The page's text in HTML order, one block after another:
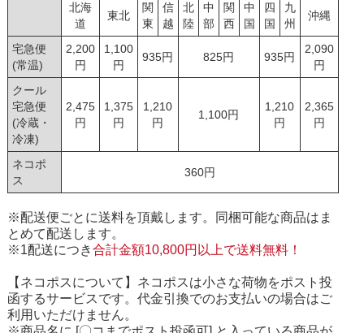
北海
道
東北
関
東
信
越
北
陸
中
部
関
西
中
国
四
国
九
州
沖縄
宅急便
(常温)
2,200
円
1,100
円
935円 825円 935円
2,090
円
クール
宅急便
(冷蔵・
冷凍)
2,475
円
1,375
円
1,210
円
1,100円
1,210
円
2,365
円
ネコポ
ス
360円
※配送便ごとに送料を頂戴します。同梱可能な商品はま
とめて配送します。
※1配送につき合計金額10,800円以上で送料無料！
【ネコポスについて】ネコポスは小さな荷物をポスト投
函するサービスです。代金引換でのお支払いの場合はご
利用いただけません。